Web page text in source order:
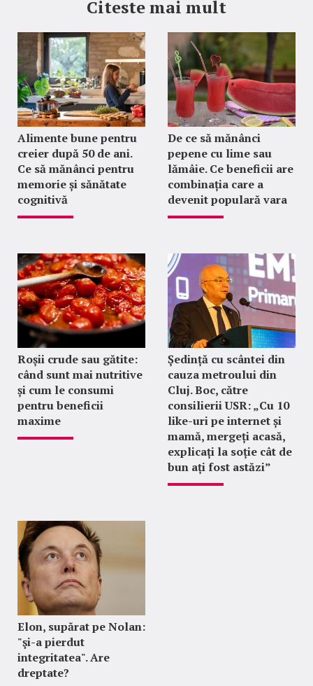
Citeste mai mult
Alimente bune pentru
creier după 50 de ani.
Ce să mănânci pentru
memorie și sănătate
cognitivă
De ce să mănânci
pepene cu lime sau
lămâie. Ce beneficii are
combinația care a
devenit populară vara
Roșii crude sau gătite:
când sunt mai nutritive
și cum le consumi
pentru beneficii
maxime
Ședință cu scântei din
cauza metroului din
Cluj. Boc, către
consilierii USR: „Cu 10
like-uri pe internet și
mamă, mergeți acasă,
explicați la soție cât de
bun ați fost astăzi”
Elon, supărat pe Nolan:
"şi-a pierdut
integritatea". Are
dreptate?